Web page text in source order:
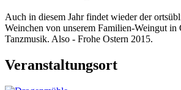
Auch in diesem Jahr findet wieder der
Weinchen von unserem Familien-Weingut
Tanzmusik. Also - Frohe Ostern 2015.
Veranstaltungsort